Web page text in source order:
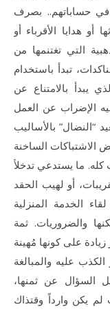
حساباتهم.. بصرف
هدايا الأقرباء أو
التي تغتنمها من
تبدأ باستخدام
يبدأ بالامتناع عن
الإضراب عن العمل
“النضال” بالأساليب
الاشتباكات الساخنة
كله. ما يستدعي تدخلاً
أو لهيب الحقد
الخدمة المنزلية
والضروريات. ثمة
على كونها مُهينة
عليه والمبالغة
السؤال عن ثمنها،
لم يكن وارداً وقتذاك